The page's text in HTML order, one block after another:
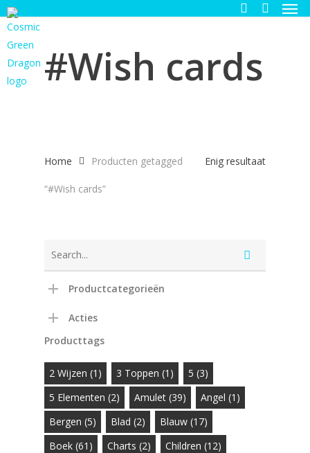
Skip
to
main
content
#Wish cards
Enig resultaat
Home Producten getagged
“#Wish cards”
Productcategorieën
Acties
Producttags
2 Wijzen (1) 3 Toppen (1) 5 (3)
5 Elementen (2) Amulet (39) Angel (1)
Bergen (5) Blad (2) Blauw (17)
Boek (61) Charts (2) Children (12)